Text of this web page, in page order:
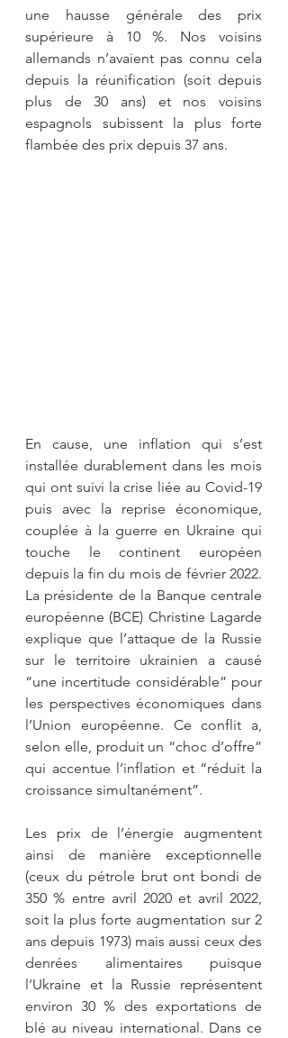
une hausse générale des prix
supérieure à 10 %. Nos voisins
allemands n’avaient pas connu cela
depuis la réunification (soit depuis
plus de 30 ans) et nos voisins
espagnols subissent la plus forte
flambée des prix depuis 37 ans.
En cause, une inflation qui s’est
installée durablement dans les mois
qui ont suivi la crise liée au Covid-19
puis avec la reprise économique,
couplée à la guerre en Ukraine qui
touche le continent européen
depuis la fin du mois de février 2022.
La présidente de la Banque centrale
européenne (BCE) Christine Lagarde
explique que l’attaque de la Russie
sur le territoire ukrainien a causé
“une incertitude considérable” pour
les perspectives économiques dans
l’Union européenne. Ce conflit a,
selon elle, produit un “choc d’offre”
qui accentue l’inflation et “réduit la
croissance simultanément”.
Les prix de l’énergie augmentent
ainsi de manière exceptionnelle
(ceux du pétrole brut ont bondi de
350 % entre avril 2020 et avril 2022,
soit la plus forte augmentation sur 2
ans depuis 1973) mais aussi ceux des
denrées alimentaires puisque
l’Ukraine et la Russie représentent
environ 30 % des exportations de
blé au niveau international. Dans ce